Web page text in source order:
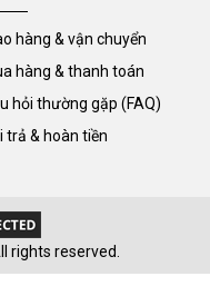
hàng & vận chuyển
hàng & thanh toán
hỏi thường gặp (FAQ)
trả & hoàn tiền
rights reserved.